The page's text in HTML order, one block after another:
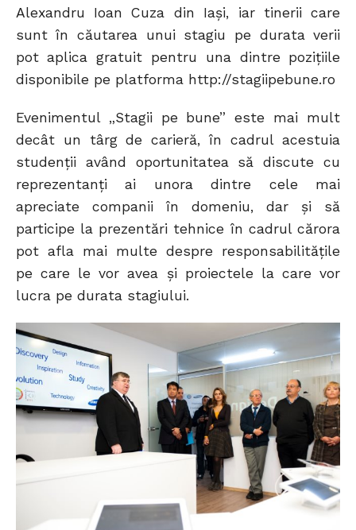
Alexandru Ioan Cuza din Iaşi, iar tinerii care
sunt în căutarea unui stagiu pe durata verii
pot aplica gratuit pentru una dintre poziţiile
disponibile pe platforma http://stagiipebune.ro
Evenimentul „Stagii pe bune” este mai mult
decât un târg de carieră, în cadrul acestuia
studenţii având oportunitatea să discute cu
reprezentanţi ai unora dintre cele mai
apreciate companii în domeniu, dar şi să
participe la prezentări tehnice în cadrul cărora
pot afla mai multe despre responsabilităţile
pe care le vor avea şi proiectele la care vor
lucra pe durata stagiului.